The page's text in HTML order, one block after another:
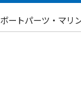
ボートパーツ・マリ